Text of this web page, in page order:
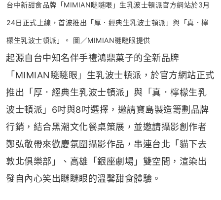
台中新甜食品牌「MIMIAN瞇瞇眼」生乳波士頓派官方網站於3月
24日正式上線，首波推出「厚．經典生乳波士頓派」與「真．檸
檬生乳波士頓派」。 圖／MIMIAN瞇瞇眼提供
起源自台中知名伴手禮鴻鼎菓子的全新品牌
「MIMIAN瞇瞇眼」生乳波士頓派，於官方網站正式
推出「厚．經典生乳波士頓派」與「真．檸檬生乳
波士頓派」6吋與8吋選擇，邀請寶島製造籌劃品牌
行銷，結合黑潮文化餐桌策展，並邀請攝影創作者
鄭弘敬帶來歡慶氛圍攝影作品，串連台北「貓下去
敦北俱樂部」、高雄「銀座劇場」雙空間，渲染出
發自內心笑出瞇瞇眼的溫馨甜食體驗。